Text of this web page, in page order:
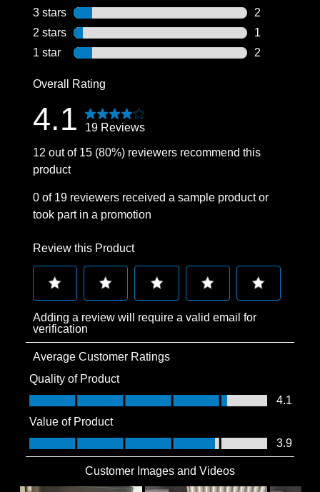
3 reviews
3 stars stars
2
2 reviews
2 stars stars
1
1 review
1 star stars
2
Overall Rating
4.1 19 Reviews
12 out of 15 (80%) reviewers recommend this
product
0 of 19 reviewers received a sample product or
took part in a promotion
Review this Product
to
rate
the
item
with
star.
to
rate
the
item
with
stars.
rate
the
with
rate
with
rate
with
Adding a review will require a valid email for
verification
Average Customer Ratings
Quality of Product
Quality of Product, 4.1 out of 5
4.1
Value of Product
Value of Product, 3.9 out of 5
3.9
Customer Images and Videos